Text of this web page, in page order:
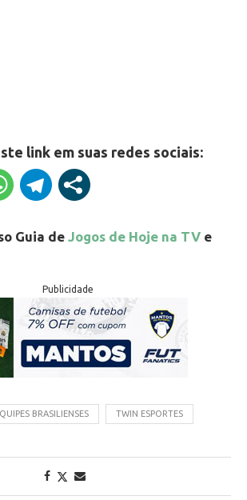
link em suas redes sociais:
Guia de Jogos de Hoje na TV e
Publicidade
BRASILIENSES TWIN ESPORTES